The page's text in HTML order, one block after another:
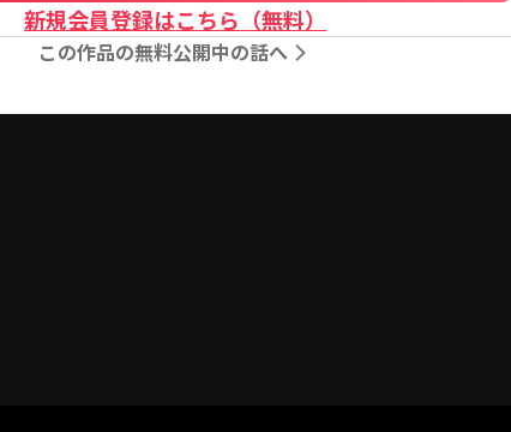
新規会員登録はこちら（無料）
この作品の無料公開中の話へ